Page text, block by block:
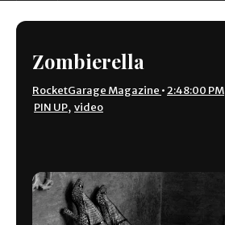
Zombierella
RocketGarage Magazine •2:48:00 PM
PIN UP, video